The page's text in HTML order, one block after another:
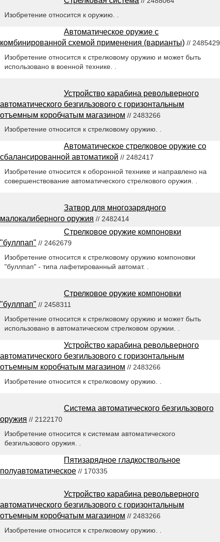
Изобретение относится к оружию. .
Автоматическое оружие с
комбинированной схемой применения (варианты) // 2485429
Изобретение относится к стрелковому оружию и может быть
использовано в военной технике. .
Устройство карабина револьверного
автоматического безгильзового с горизонтальным
отъемным коробчатым магазином // 2483266
Изобретение относится к стрелковому оружию. .
Автоматическое стрелковое оружие со
сбалансированной автоматикой // 2482417
Изобретение относится к оборонной технике и направлено на
совершенствование автоматического стрелкового оружия. .
Затвор для многозарядного
малокалиберного оружия // 2482414
Стрелковое оружие компоновки
"буллпап" // 2462679
Изобретение относится к стрелковому оружию компоновки
"буллпап" - типа лафетированный автомат. .
Стрелковое оружие компоновки
"буллпап" // 2458311
Изобретение относится к стрелковому оружию и может быть
использовано в автоматическом стрелковом оружии. .
Устройство карабина револьверного
автоматического безгильзового с горизонтальным
отъемным коробчатым магазином // 2483266
Изобретение относится к стрелковому оружию. .
Система автоматического безгильзового
оружия // 2122170
Изобретение относится к системам автоматического
безгильзового оружия. .
Пятизарядное гладкоствольное
полуавтоматическое // 170335
Устройство карабина револьверного
автоматического безгильзового с горизонтальным
отъемным коробчатым магазином // 2483266
Изобретение относится к стрелковому оружию. .